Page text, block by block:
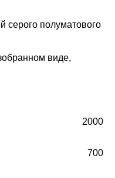
серого полуматового
виде,
2000
700